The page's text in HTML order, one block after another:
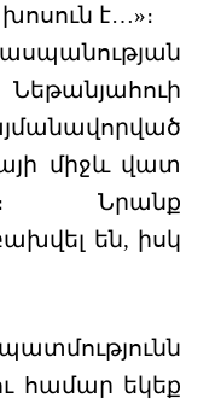
է…»։
միջև վատ
Նրանք
են, իսկ
համար եկեք